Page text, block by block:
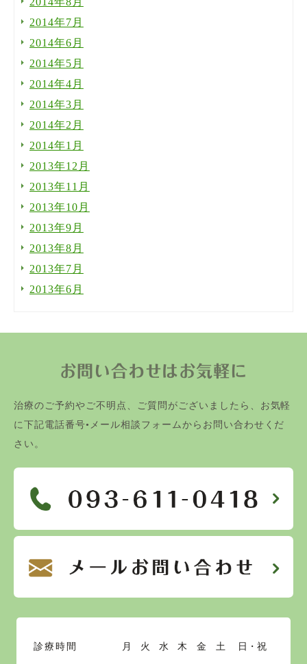
2014年7月
2014年6月
2014年5月
2014年4月
2014年3月
2014年2月
2014年1月
2013年12月
2013年11月
2013年10月
2013年9月
2013年8月
2013年7月
2013年6月
お問い合わせはお気軽に
治療のご予約やご不明点、ご質問がございましたら、お気軽
に下記電話番号•メール相談フォームからお問い合わせくだ
さい。
診療時間 月 火 水 木 金 土 日・祝